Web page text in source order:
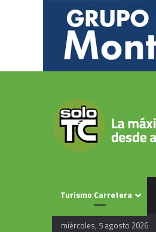
Turismo Carretera
miércoles, 5 agosto 2026